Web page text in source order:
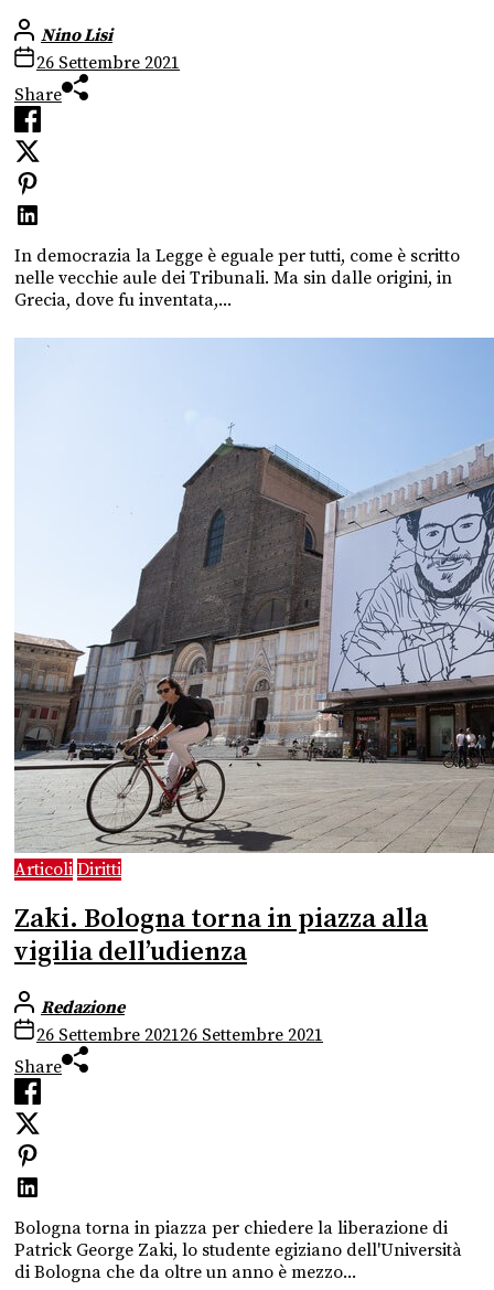
Nino Lisi
26 Settembre 2021
Share
In democrazia la Legge è eguale per tutti, come è scritto
nelle vecchie aule dei Tribunali. Ma sin dalle origini, in
Grecia, dove fu inventata,...
Articoli Diritti
Zaki. Bologna torna in piazza alla
vigilia dell’udienza
Redazione
26 Settembre 202126 Settembre 2021
Share
Bologna torna in piazza per chiedere la liberazione di
Patrick George Zaki, lo studente egiziano dell'Università
di Bologna che da oltre un anno è mezzo...